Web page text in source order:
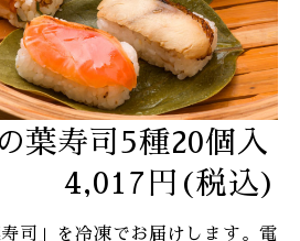
葉寿司5種20個入
4,017円(税込)
司」を冷凍でお届けします。電